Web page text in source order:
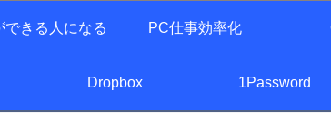
できる人になる PC仕事効率化
Dropbox 1Password